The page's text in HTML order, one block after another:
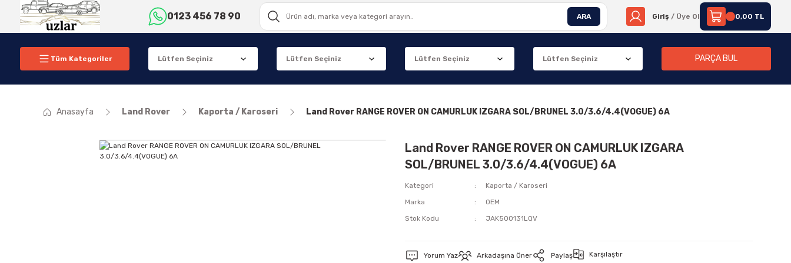
0123 456 78 90 ARA Giriş / Üye Ol 0,00 TL
Tüm Kategoriler PARÇA BUL
Anasayfa Land Rover Kaporta / Karoseri Land Rover RANGE ROVER ON CAMURLUK IZGARA SOL/BRUNEL 3.0/3.6/4.4(VOGUE) 6A
Land Rover RANGE ROVER ON CAMURLUK IZGARA
SOL/BRUNEL 3.0/3.6/4.4(VOGUE) 6A
Kategori
Kaporta / Karoseri
Marka
OEM
Stok Kodu
JAK500131LQV
Yorum Yaz Arkadaşına Öner Paylaş Karşılaştır